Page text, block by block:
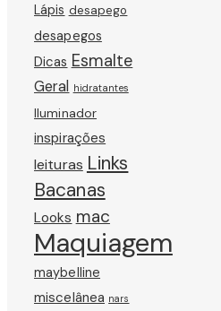
Lápis desapego
desapegos
Dicas Esmalte
Geral hidratantes
Iluminador
inspirações
leituras Links
Bacanas
Looks mac
Maquiagem
maybelline
miscelânea nars